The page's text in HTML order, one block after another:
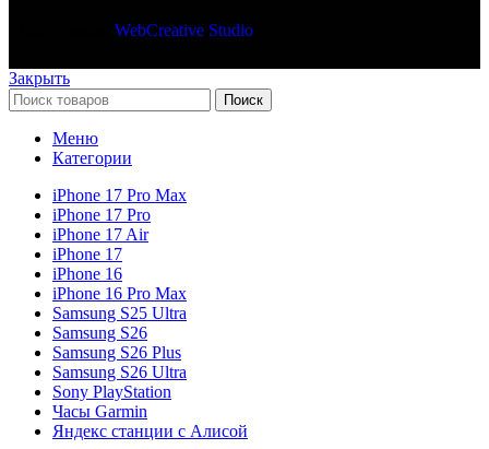
WebCreative Studio
Закрыть
Поиск
Меню
Категории
iPhone 17 Pro Max
iPhone 17 Pro
iPhone 17 Air
iPhone 17
iPhone 16
iPhone 16 Pro Max
Samsung S25 Ultra
Samsung S26
Samsung S26 Plus
Samsung S26 Ultra
Sony PlayStation
Часы Garmin
Яндекс станции с Алисой